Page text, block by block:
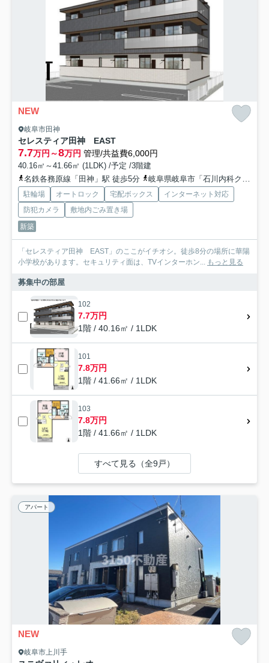
NEW
岐阜市田神
セレスティア田神 EAST
7.7万円～8万円 管理/共益費6,000円
40.16㎡～41.66㎡ (1LDK) /予定 /3階建
名鉄各務原線「田神」駅 徒歩5分
岐阜県岐阜市「石川内科クリニック前」バス停下車 徒歩1分
駐輪場 オートロック 宅配ボックス
インターネット対応
防犯カメラ
敷地内ごみ置き場
新築
「セレスティア田神 EAST」のここがイチオシ。徒歩8分の場所に華陽
小学校があります。セキュリティ面は、TVインターホン... もっと見る
募集中の部屋
102
7.7万円
1階 / 40.16㎡ / 1LDK
101
7.8万円
1階 / 41.66㎡ / 1LDK
103
7.8万円
1階 / 41.66㎡ / 1LDK
すべて見る（全9戸）
アパート
NEW
岐阜市上川手